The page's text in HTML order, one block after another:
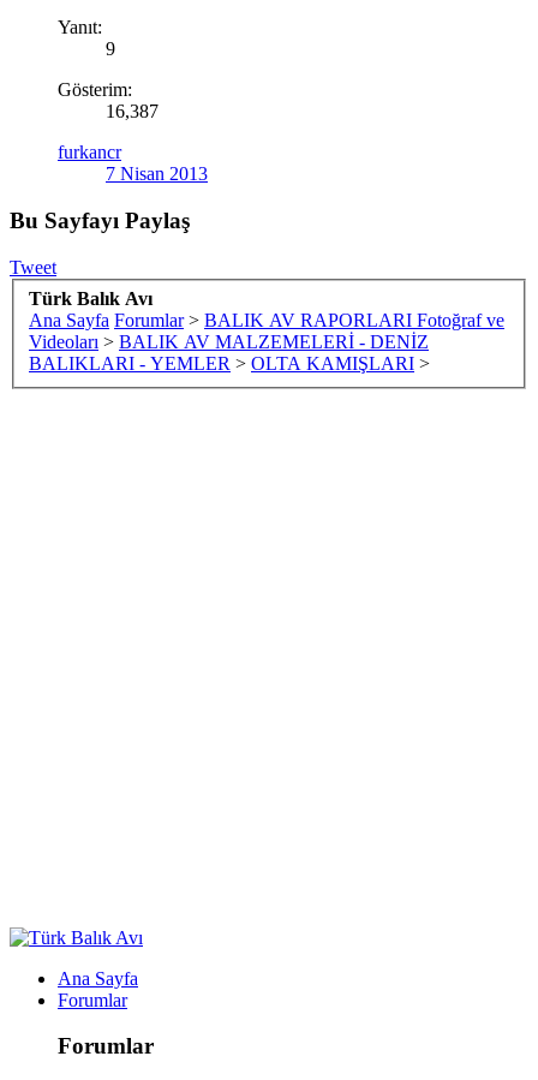
Yanıt:
9
Gösterim:
16,387
furkancr
7 Nisan 2013
Bu Sayfayı Paylaş
Tweet
Türk Balık Avı
Ana Sayfa Forumlar > BALIK AV RAPORLARI Fotoğraf ve
Videoları > BALIK AV MALZEMELERİ - DENİZ
BALIKLARI - YEMLER > OLTA KAMIŞLARI >
Ana Sayfa
Forumlar
Forumlar